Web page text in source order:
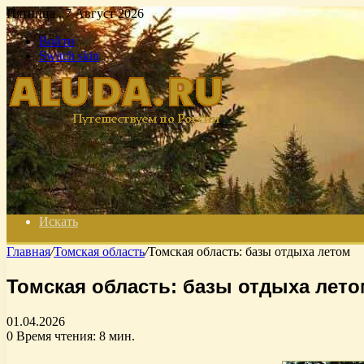
Пятница , 7 Август 2026
Войти
Switch skin
Искать
Главная/Томская область/Томская область: базы отдыха летом
Томская область: базы отдыха
01.04.2026
0 Время чтения: 8 мин.